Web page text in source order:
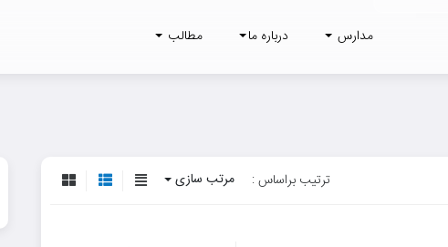
مدارس درباره ما مطالب
ترتیب براساس : مرتب سازی